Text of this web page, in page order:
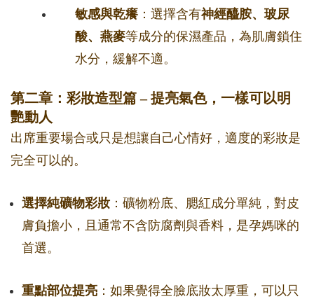
敏感與乾癢 ：選擇含有神經醯胺、玻尿
酸、燕麥等成分的保濕產品，為肌膚鎖住
水分，緩解不適。
第二章：彩妝造型篇 – 提亮氣色，一樣可以明
艷動人
出席重要場合或只是想讓自己心情好，適度的彩妝是
完全可以的。
選擇純礦物彩妝 ：礦物粉底、腮紅成分單純，對皮
膚負擔小，且通常不含防腐劑與香料，是孕媽咪的
首選。
重點部位提亮 ：如果覺得全臉底妝太厚重，可以只